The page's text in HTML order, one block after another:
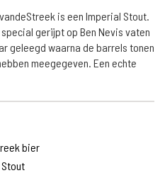
is een Imperial Stout.
gerijpt op Ben Nevis vaten
geleegd waarna de barrels tonen
meegegeven. Een echte
bier